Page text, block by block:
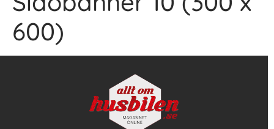
600)